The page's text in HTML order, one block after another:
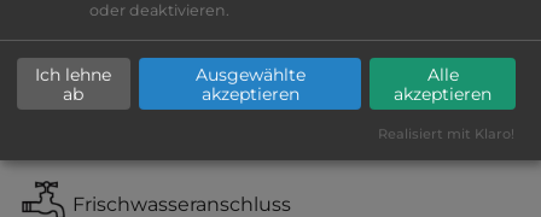
Grasgelände, Wiese
Stromanschluss
Frischwasseranschluss
oder deaktivieren.
Ich lehne
ab
Ausgewählte
akzeptieren
Alle
akzeptieren
Realisiert mit Klaro!